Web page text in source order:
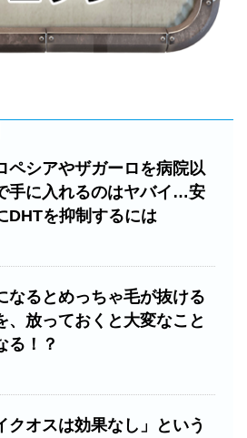
ペシアやザガーロを病院以
手に入れるのはヤバイ…安
DHTを抑制するには
なるとめっちゃ毛が抜ける
、放っておくと大変なこと
る！？
クオスは効果なし」という